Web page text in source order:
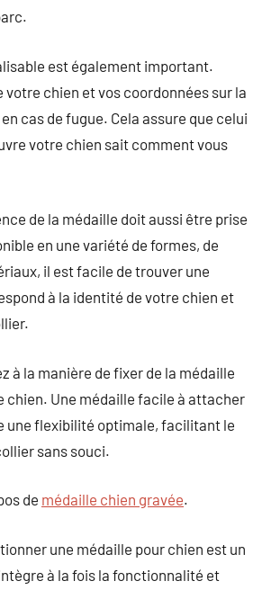
est également important.
votre chien et vos coordonnées sur la
cas de fugue. Cela assure que celui
votre chien sait comment vous
de la médaille doit aussi être prise
en une variété de formes, de
il est facile de trouver une
à la identité de votre chien et
à la manière de fixer de la médaille
chien. Une médaille facile à attacher
une flexibilité optimale, facilitant le
sans souci.
de médaille chien gravée.
une médaille pour chien est un
à la fois la fonctionnalité et